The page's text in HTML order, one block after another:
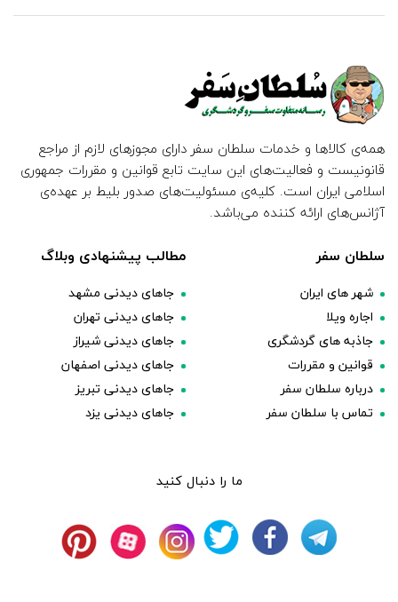
همه‌ی کالاها و خدمات سلطان سفر دارای مجوزهای لازم از مراجع
قانونیست و فعالیت‌های این سایت تابع قوانین و مقررات جمهوری
اسلامی ایران است. کلیه‌ی مسئولیت‌های صدور بلیط بر عهده‌ی
آژانس‌های ارائه کننده می‌باشد.
سلطان سفر
شهر های ایران
اجاره ویلا
جاذبه های گردشگری
قوانین و مقررات
درباره سلطان سفر
تماس با سلطان سفر
مطالب پیشنهادی وبلاگ
جاهای دیدنی مشهد
جاهای دیدنی تهران
جاهای دیدنی شیراز
جاهای دیدنی اصفهان
جاهای دیدنی تبریز
جاهای دیدنی یزد
ما را دنبال کنید